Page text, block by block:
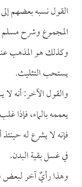
القول نسبه بعضهم إلى
المجموع وشرح
وكذلك هو المذهب عند
يستحب التثليث.
والقول الآخر: أنه
يعممه بالماء، فإذا
فإنه لا يشرع له
في غسل بقية البدن.
وهذا رأيٌ آخر لبعض